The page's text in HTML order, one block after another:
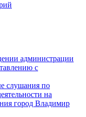
администрации
с
слушания по
на
город Владимир